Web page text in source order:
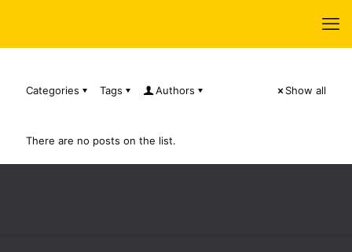
Categories Tags Authors Show all
There are no posts on the list.